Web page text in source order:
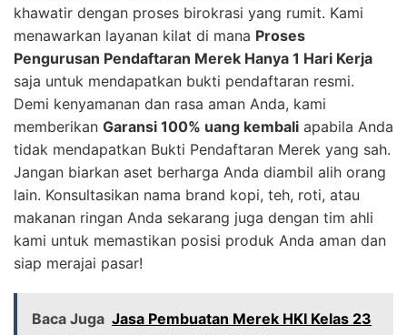
khawatir dengan proses birokrasi yang rumit. Kami
menawarkan layanan kilat di mana Proses
Pengurusan Pendaftaran Merek Hanya 1 Hari Kerja
saja untuk mendapatkan bukti pendaftaran resmi.
Demi kenyamanan dan rasa aman Anda, kami
memberikan Garansi 100% uang kembali apabila Anda
tidak mendapatkan Bukti Pendaftaran Merek yang sah.
Jangan biarkan aset berharga Anda diambil alih orang
lain. Konsultasikan nama brand kopi, teh, roti, atau
makanan ringan Anda sekarang juga dengan tim ahli
kami untuk memastikan posisi produk Anda aman dan
siap merajai pasar!
Baca Juga Jasa Pembuatan Merek HKI Kelas 23